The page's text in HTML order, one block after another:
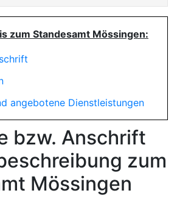
zum Standesamt Mössingen:
angebotene Dienstleistungen
bzw. Anschrift
zum
Mössingen